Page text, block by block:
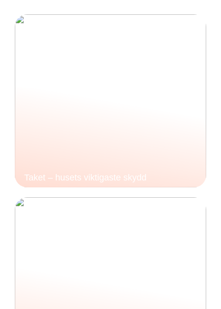
Taket – husets viktigaste skydd